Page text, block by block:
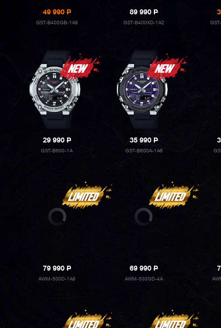
49 990P
GST-B400GB-1A9
89 990P
GST-B400XD-1A2
29 990P
GST-B600-1A
35 990P
GST-B600A-1A6
79 990P
AWM-500D-1A8
69 990P
AWM-500GD-4A